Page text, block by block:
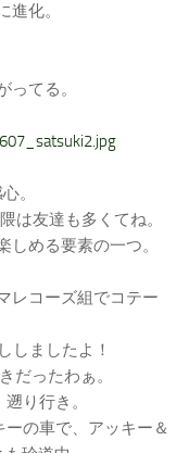
化。
てる。
。
は友達も多くてね。
める要素の一つ。
レコーズ組でコテー
しましたよ！
だったわぁ。
遡り行き。
ーの車で、アッキー＆